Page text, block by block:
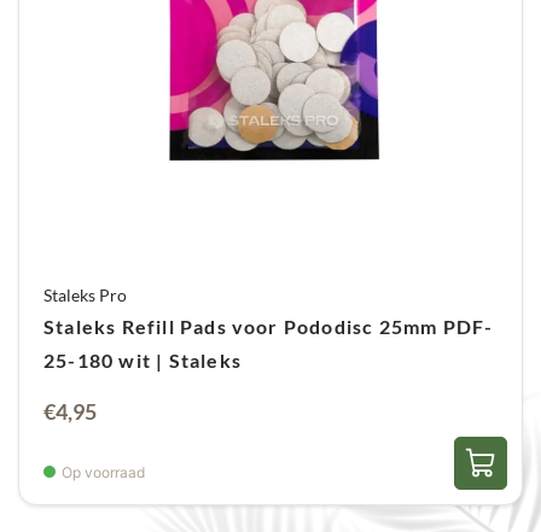
Staleks Pro
Staleks Refill Pads voor Pododisc 25mm PDF-
25-180 wit | Staleks
€4,95
Op voorraad